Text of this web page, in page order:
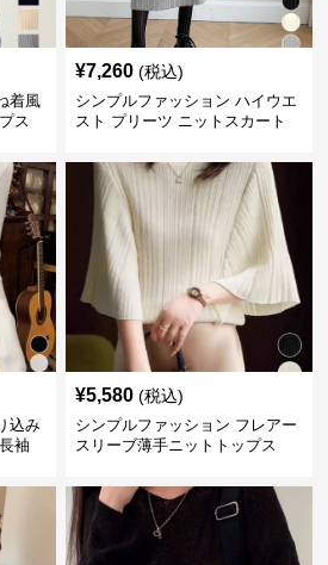
着風
ス
¥7,260 (税込)
シンプルファッション ハイウエ
スト プリーツ ニットスカート
込み
袖
¥5,580 (税込)
シンプルファッション フレアー
スリーブ薄手ニットトップス